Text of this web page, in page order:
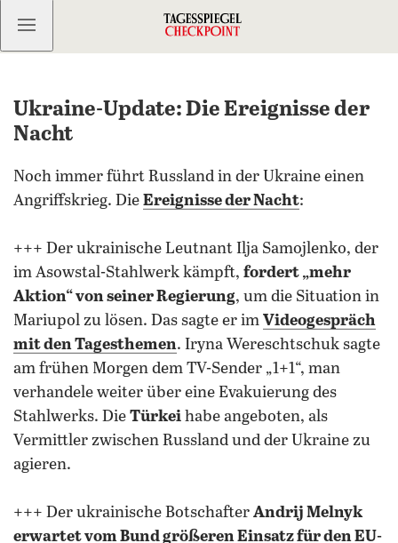
Kostenlos anmelden
Ukraine-Update: Die Ereignisse der
Nacht
Noch immer führt Russland in der Ukraine einen
Angriffskrieg. Die Ereignisse der Nacht:
+++ Der ukrainische Leutnant Ilja Samojlenko, der
im Asowstal-Stahlwerk kämpft, fordert „mehr
Aktion“ von seiner Regierung, um die Situation in
Mariupol zu lösen. Das sagte er im Videogespräch
mit den Tagesthemen. Iryna Wereschtschuk sagte
am frühen Morgen dem TV-Sender „1+1“, man
verhandele weiter über eine Evakuierung des
Stahlwerks. Die Türkei habe angeboten, als
Vermittler zwischen Russland und der Ukraine zu
agieren.
+++ Der ukrainische Botschafter Andrij Melnyk
erwartet vom Bund größeren Einsatz für den EU-